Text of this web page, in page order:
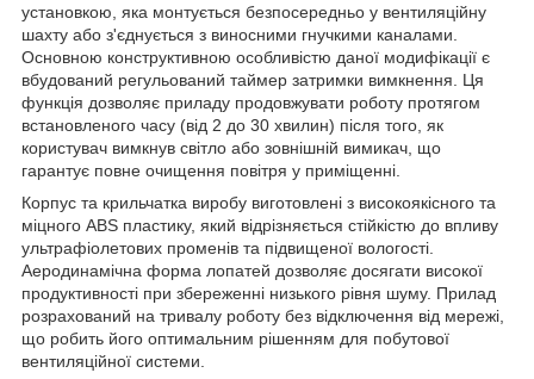
установкою, яка монтується безпосередньо у вентиляційну
шахту або з'єднується з виносними гнучкими каналами.
Основною конструктивною особливістю даної модифікації є
вбудований регульований таймер затримки вимкнення. Ця
функція дозволяє приладу продовжувати роботу протягом
встановленого часу (від 2 до 30 хвилин) після того, як
користувач вимкнув світло або зовнішній вимикач, що
гарантує повне очищення повітря у приміщенні.
Корпус та крильчатка виробу виготовлені з високоякісного та
міцного ABS пластику, який відрізняється стійкістю до впливу
ультрафіолетових променів та підвищеної вологості.
Аеродинамічна форма лопатей дозволяє досягати високої
продуктивності при збереженні низького рівня шуму. Прилад
розрахований на тривалу роботу без відключення від мережі,
що робить його оптимальним рішенням для побутової
вентиляційної системи.